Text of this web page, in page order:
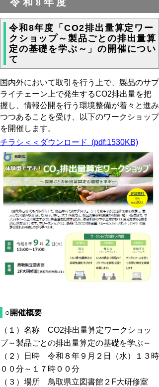
令和8年度
令和8年度「CO2排出量算定ワー
クショップ～製品ごとの排出量算
定の基礎を学ぶ～」の開催につい
て
国内外において取引を行う上で、製品のサプ
ライチェーン上で発生するCO2排出量を把
握し、情報公開を行う環境整備が着々と進み
つつあることを受け、以下のワークショップ
を開催します。
チラシ＜＜ダウンロード (pdf:1530KB)
○開催概要
（１）名称 CO2排出量算定ワークショッ
プ～製品ごとの排出量算定の基礎を学ぶ～
（２）日時 令和８年９月２日（水）１３時
００分～１７時００分
（３）場所 鳥取県立図書館２F大研修室